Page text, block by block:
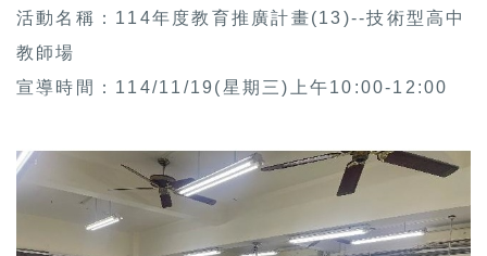
活動名稱：114年度教育推廣計畫(13)--技術型高中
教師場
宣導時間：114/11/19(星期三)上午10:00-12:00